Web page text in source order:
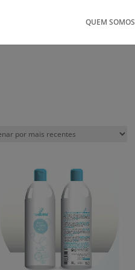
QUEM SOMOS